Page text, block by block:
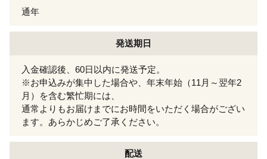
通年
発送期日
入金確認後、60日以内に発送予定。
※お申込みが集中した場合や、年末年始（11月～翌年2
月）を含む繁忙期には、
通常よりもお届けまでにお時間をいただく場合がござい
ます。あらかじめご了承ください。
配送